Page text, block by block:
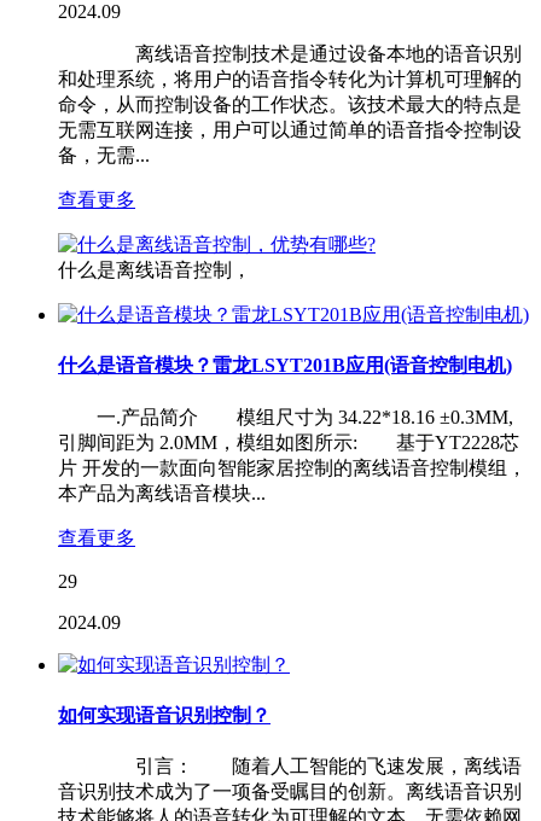
2024.09
离线语音控制技术是通过设备本地的语音识别
和处理系统，将用户的语音指令转化为计算机可理解的
命令，从而控制设备的工作状态。该技术最大的特点是
无需互联网连接，用户可以通过简单的语音指令控制设
备，无需...
查看更多
什么是离线语音控制，
什么是语音模块？雷龙LSYT201B应用(语音控制电机)
一.产品简介 模组尺寸为 34.22*18.16 ±0.3MM,
引脚间距为 2.0MM，模组如图所示: 基于YT2228芯
片 开发的一款面向智能家居控制的离线语音控制模组，
本产品为离线语音模块...
查看更多
29
2024.09
如何实现语音识别控制？
引言： 随着人工智能的飞速发展，离线语
音识别技术成为了一项备受瞩目的创新。离线语音识别